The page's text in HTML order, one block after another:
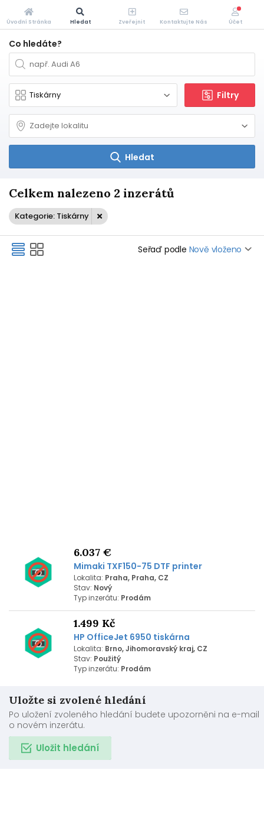
Co hledáte?
Filtry
Hledat
Celkem nalezeno 2 inzerátů
Kategorie: Tiskárny
Seřaď podle Nově vloženo
6.037 €
Mimaki TXF150-75 DTF printer
Lokalita: Praha, Praha, CZ
Stav: Nový
Typ inzerátu: Prodám
1.499 Kč
HP OfficeJet 6950 tiskárna
Lokalita: Brno, Jihomoravský kraj, CZ
Stav: Použitý
Typ inzerátu: Prodám
Uložte si zvolené hledání
Po uložení zvoleného hledání budete upozorněni na e-mail
o novém inzerátu.
Uložit hledání
Úvodní Stránka Hledat Zveřejnit Kontaktujte Nás Účet